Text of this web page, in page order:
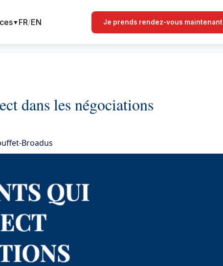
▼ FR/EN Je prends rendez-vous maintenant
dans les négociations
Broadus